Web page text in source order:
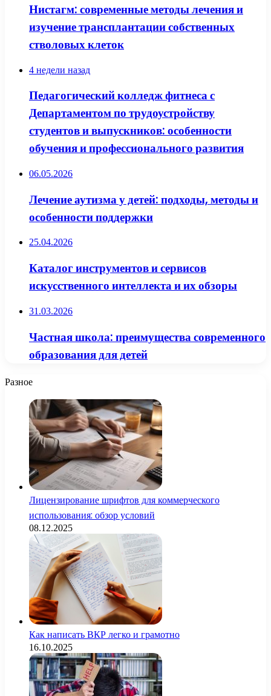
Нистагм: современные методы лечения и
изучение трансплантации собственных
стволовых клеток
4 недели назад
Педагогический колледж фитнеса с
Департаментом по трудоустройству
студентов и выпускников: особенности
обучения и профессионального развития
06.05.2026
Лечение аутизма у детей: подходы, методы и
особенности поддержки
25.04.2026
Каталог инструментов и сервисов
искусственного интеллекта и их обзоры
31.03.2026
Частная школа: преимущества современного
образования для детей
Разное
Лицензирование шрифтов для коммерческого
использования: обзор условий
08.12.2025
Как написать ВКР легко и грамотно
16.10.2025